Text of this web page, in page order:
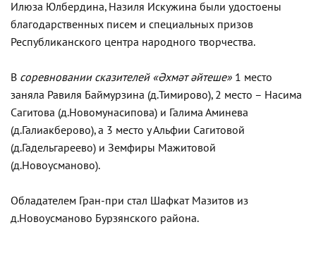
Илюза Юлбердина, Назиля Искужина были удостоены
благодарственных писем и специальных призов
Республиканского центра народного творчества.
В соревновании сказителей «Әхмәт әйтеше» 1 место
заняла Равиля Баймурзина (д.Тимирово), 2 место – Насима
Сагитова (д.Новомунасипова) и Галима Аминева
(д.Галиакберово), а 3 место у Альфии Сагитовой
(д.Гадельгареево) и Земфиры Мажитовой
(д.Новоусманово).
Обладателем Гран-при стал Шафкат Мазитов из
д.Новоусманово Бурзянского района.